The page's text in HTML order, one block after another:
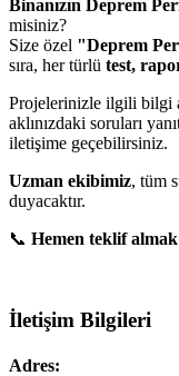
Binanızın Deprem
misiniz?
Size özel "Deprem
sıra, her türlü test,
Projelerinizle ilgili bilgi
aklınızdaki soruları
iletişime geçebilirsiniz.
Uzman ekibimiz, tüm
duyacaktır.
📞 Hemen teklif
İletişim Bilgileri
Adres: